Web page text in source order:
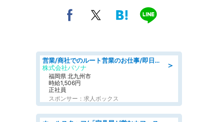
＞
営業/商社でのルート営業のお仕事/即日勤務可/車通勤可/営業
株式会社パソナ
福岡県 北九州市
時給1,506円
正社員
スポンサー：求人ボックス